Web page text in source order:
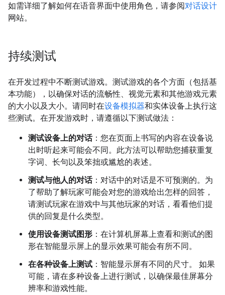
如需详细了解如何在语音界面中使用角色，请参阅对话设计
网站。
持续测试
在开发过程中不断测试游戏。测试游戏的各个方面（包括基
本功能），以确保对话的流畅性、视觉元素和其他游戏元素
的大小以及大小。请同时在设备模拟器和实体设备上执行这
些测试。在开发游戏时，请遵循以下测试做法：
测试设备上的对话：您在页面上书写的内容在设备说
出时听起来可能会不同。此方法可以帮助您捕获重复
字词、长句以及笨拙或尴尬的表述。
测试与他人的对话：对话中的对话是不可预测的。为
了帮助了解玩家可能会对您的游戏给出怎样的回答，
请测试玩家在游戏中与其他玩家的对话，看看他们提
供的回复是什么类型。
使用设备测试图形 ：在计算机屏幕上查看和测试的图
形在智能显示屏上的显示效果可能会有所不同。
在各种设备上测试 ：智能显示屏有不同的尺寸。 如果
可能，请在多种设备上进行测试，以确保最佳屏幕分
辨率和游戏性能。